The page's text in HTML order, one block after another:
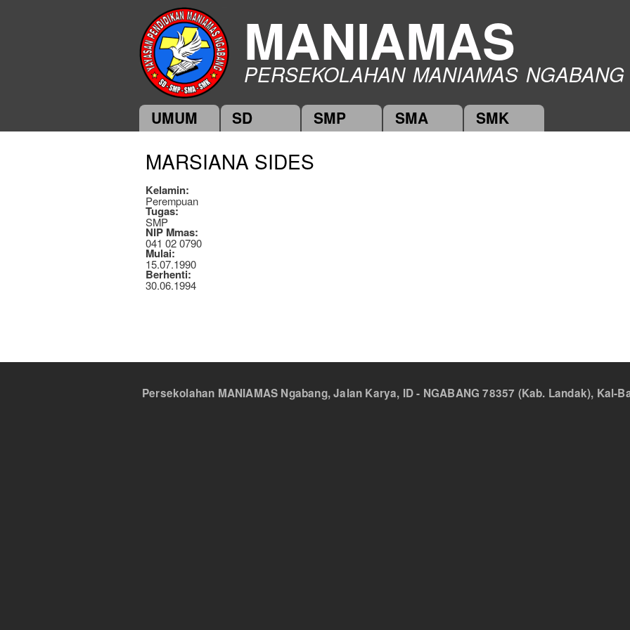
main
content
MANIAMAS
PERSEKOLAHAN MANIAMAS NGABANG
Main menu
UMUM SD SMP SMA SMK
MARSIANA SIDES
Kelamin:
Perempuan
Tugas:
SMP
NIP Mmas:
041 02 0790
Mulai:
15.07.1990
Berhenti:
30.06.1994
Persekolahan MANIAMAS Ngabang, Jalan Karya, ID - NGABANG 78357 (Kab. Landak), Kal-